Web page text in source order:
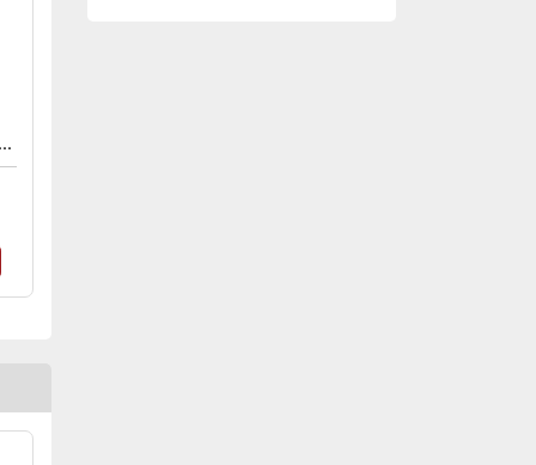
- Q POSKET PETIT VOL.3 C: OBANAI